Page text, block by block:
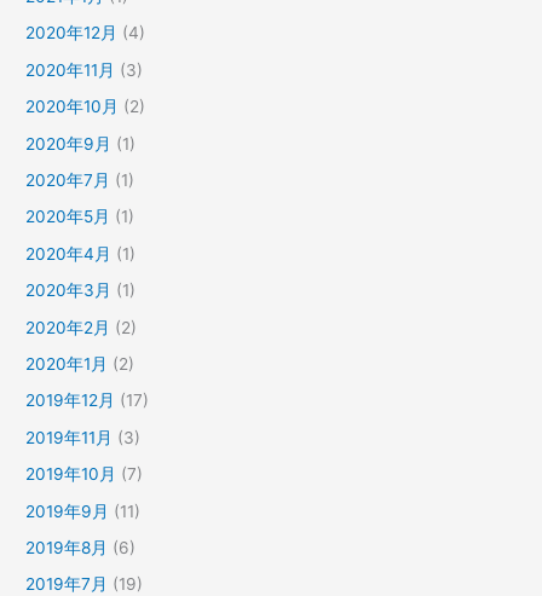
2020年12月 (4)
2020年11月 (3)
2020年10月 (2)
2020年9月 (1)
2020年7月 (1)
2020年5月 (1)
2020年4月 (1)
2020年3月 (1)
2020年2月 (2)
2020年1月 (2)
2019年12月 (17)
2019年11月 (3)
2019年10月 (7)
2019年9月 (11)
2019年8月 (6)
2019年7月 (19)